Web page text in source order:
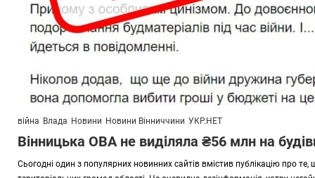
війна Влада Новини Новини Вінниччини УКР.НЕТ
Вінницька ОВА не виділяла ₴56 млн на
Сьогодні один з популярних новинних сайтів вмістив публікацію про